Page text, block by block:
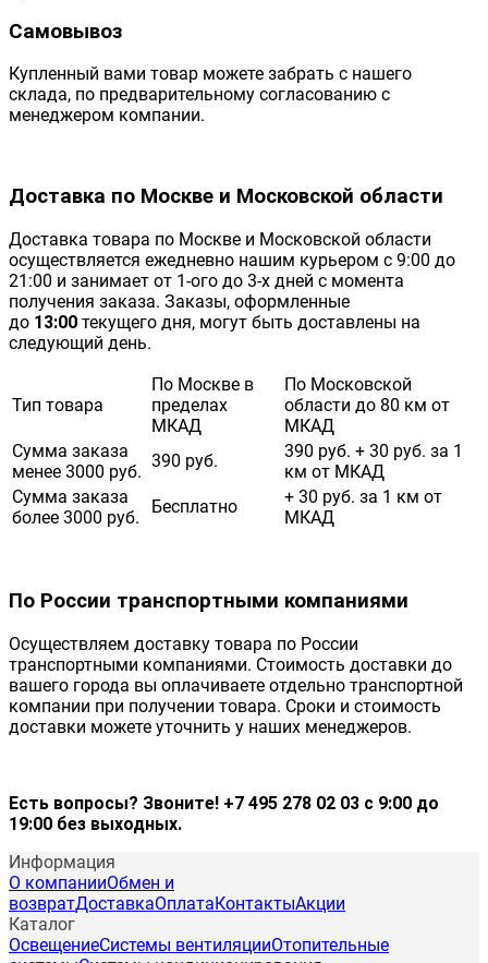
Самовывоз
Купленный вами товар можете забрать с нашего
склада, по предварительному согласованию с
менеджером компании.
Доставка по Москве и Московской области
Доставка товара по Москве и Московской области
осуществляется ежедневно нашим курьером с 9:00 до
21:00 и занимает от 1-ого до 3-х дней с момента
получения заказа. Заказы, оформленные
до 13:00 текущего дня, могут быть доставлены на
следующий день.
Тип товара
По Москве в
пределах
МКАД
По Московской
области до 80 км от
МКАД
Сумма заказа
менее 3000 руб.
390 руб.
390 руб. + 30 руб. за 1
км от МКАД
Сумма заказа
более 3000 руб.
Бесплатно
+ 30 руб. за 1 км от
МКАД
По России транспортными компаниями
Осуществляем доставку товара по России
транспортными компаниями. Стоимость доставки до
вашего города вы оплачиваете отдельно транспортной
компании при получении товара. Сроки и стоимость
доставки можете уточнить у наших менеджеров.
Есть вопросы? Звоните! +7 495 278 02 03 с 9:00 до
19:00 без выходных.
Информация
О компанииОбмен и
возвратДоставкаОплата КонтактыАкции
Каталог
ОсвещениеСистемы вентиляцииОтопительные